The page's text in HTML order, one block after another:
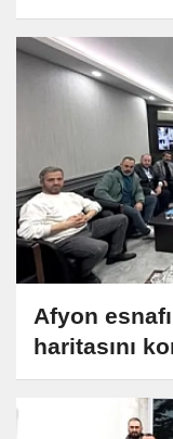
Afyon
haritasını